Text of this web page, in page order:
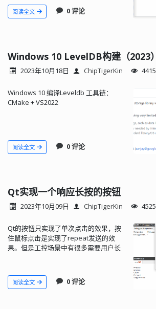
阅读全文 0 评论
Windows 10 LevelDB构建（2023）
2023年10月18日 ChipTigerKin 4415
Windows 10 编译Leveldb 工具链：
CMake + VS2022
阅读全文 0 评论
Qt实现一个响应长按的按钮
2023年10月09日 ChipTigerKin 4525
Qt的按钮只实现了单次点击的效果，按
住鼠标点击是实现了repeat发送的效
果。但是工控场景中有很多需要用户长
阅读全文 0 评论